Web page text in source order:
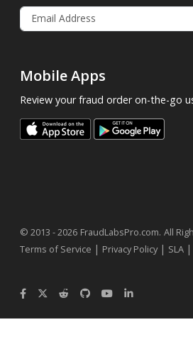
Mobile Apps
Review your fraud order on-the-go
© 2013 - 2026 FraudLabsPro.com. All
Terms of Service | Privacy Policy| SLA |